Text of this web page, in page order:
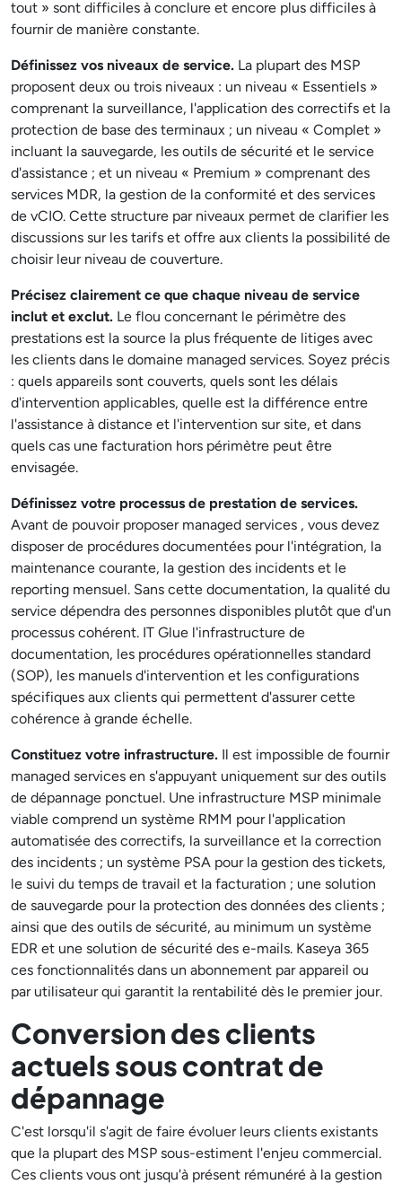
tout » sont difficiles à conclure et encore plus difficiles à
fournir de manière constante.
Définissez vos niveaux de service. La plupart des MSP
proposent deux ou trois niveaux : un niveau « Essentiels »
comprenant la surveillance, l'application des correctifs et la
protection de base des terminaux ; un niveau « Complet »
incluant la sauvegarde, les outils de sécurité et le service
d'assistance ; et un niveau « Premium » comprenant des
services MDR, la gestion de la conformité et des services
de vCIO. Cette structure par niveaux permet de clarifier les
discussions sur les tarifs et offre aux clients la possibilité de
choisir leur niveau de couverture.
Précisez clairement ce que chaque niveau de service
inclut et exclut. Le flou concernant le périmètre des
prestations est la source la plus fréquente de litiges avec
les clients dans le domaine managed services. Soyez précis
: quels appareils sont couverts, quels sont les délais
d'intervention applicables, quelle est la différence entre
l'assistance à distance et l'intervention sur site, et dans
quels cas une facturation hors périmètre peut être
envisagée.
Définissez votre processus de prestation de services.
Avant de pouvoir proposer managed services , vous devez
disposer de procédures documentées pour l'intégration, la
maintenance courante, la gestion des incidents et le
reporting mensuel. Sans cette documentation, la qualité du
service dépendra des personnes disponibles plutôt que d'un
processus cohérent. IT Glue l'infrastructure de
documentation, les procédures opérationnelles standard
(SOP), les manuels d'intervention et les configurations
spécifiques aux clients qui permettent d'assurer cette
cohérence à grande échelle.
Constituez votre infrastructure. Il est impossible de fournir
managed services en s'appuyant uniquement sur des outils
de dépannage ponctuel. Une infrastructure MSP minimale
viable comprend un système RMM pour l'application
automatisée des correctifs, la surveillance et la correction
des incidents ; un système PSA pour la gestion des tickets,
le suivi du temps de travail et la facturation ; une solution
de sauvegarde pour la protection des données des clients ;
ainsi que des outils de sécurité, au minimum un système
EDR et une solution de sécurité des e-mails. Kaseya 365
ces fonctionnalités dans un abonnement par appareil ou
par utilisateur qui garantit la rentabilité dès le premier jour.
Conversion des clients
actuels sous contrat de
dépannage
C'est lorsqu'il s'agit de faire évoluer leurs clients existants
que la plupart des MSP sous-estiment l'enjeu commercial.
Ces clients vous ont jusqu'à présent rémunéré à la gestion